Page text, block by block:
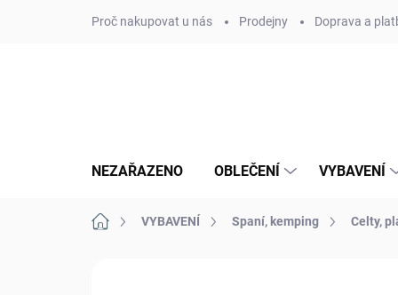
Proč nakupovat u nás Prodejny Doprava a
NEZAŘAZENO OBLEČENÍ VYBAVENÍ
Domů VYBAVENÍ Spaní, kemping Celty,